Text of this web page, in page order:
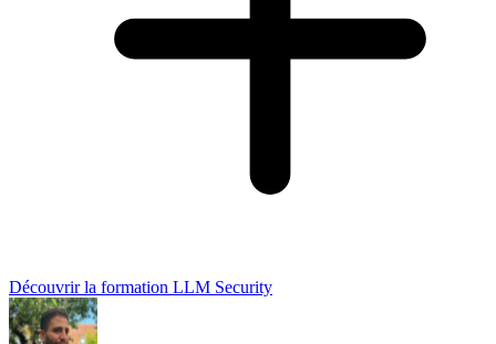
Découvrir la formation LLM Security